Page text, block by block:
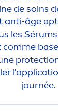
de soins
anti-âge
les Sérums
comme
protect
journée.